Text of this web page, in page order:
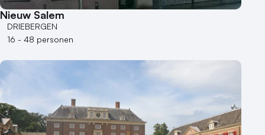
Nieuw Salem
DRIEBERGEN
16 - 48 personen